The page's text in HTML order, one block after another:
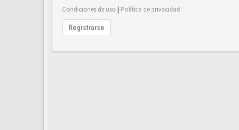
Condiciones de uso | Política de privacidad
Registrarse